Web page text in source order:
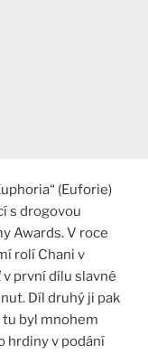
(Euforie)
s drogovou
Awards. V roce
rolí Chani v
první dílu slavné
Díl druhý ji pak
byl mnohem
hrdiny v podání